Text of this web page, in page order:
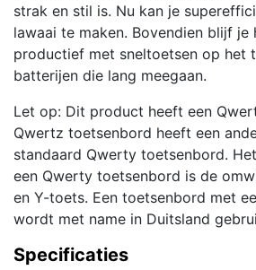
strak en stil is. Nu kan je
lawaai te maken. Bovendien blijf je
productief met sneltoetsen op het
batterijen die lang meegaan.
Let op: Dit product heeft een
Qwertz toetsenbord heeft een
standaard Qwerty toetsenbord.
een Qwerty toetsenbord is de
en Y-toets. Een toetsenbord met
wordt met name in Duitsland
Specificaties